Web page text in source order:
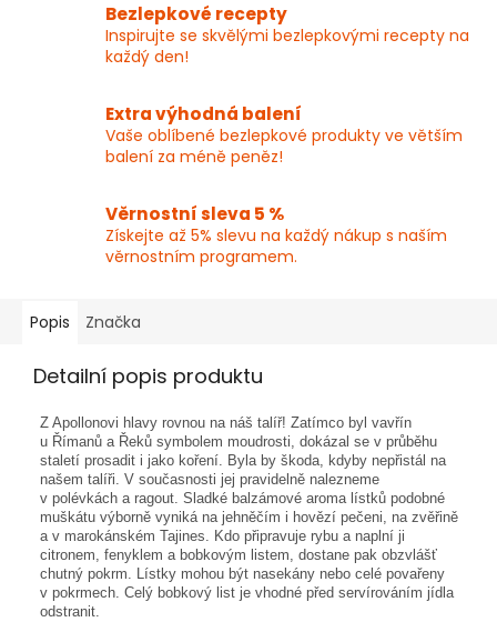
Bezlepkové recepty
Inspirujte se skvělými bezlepkovými recepty na
každý den!
Extra výhodná balení
Vaše oblíbené bezlepkové produkty ve větším
balení za méně peněz!
Věrnostní sleva 5 %
Získejte až 5% slevu na každý nákup s naším
věrnostním programem.
Popis Značka
Detailní popis produktu
Z Apollonovi hlavy rovnou na náš talíř! Zatímco byl vavřín
u Římanů a Řeků symbolem moudrosti, dokázal se v průběhu
staletí prosadit i jako koření. Byla by škoda, kdyby nepřistál na
našem talíři. V současnosti jej pravidelně nalezneme
v polévkách a ragout. Sladké balzámové aroma lístků podobné
muškátu výborně vyniká na jehněčím i hovězí pečeni, na zvěřině
a v marokánském Tajines. Kdo připravuje rybu a naplní ji
citronem, fenyklem a bobkovým listem, dostane pak obzvlášť
chutný pokrm. Lístky mohou být nasekány nebo celé povařeny
v pokrmech. Celý bobkový list je vhodné před servírováním jídla
odstranit.